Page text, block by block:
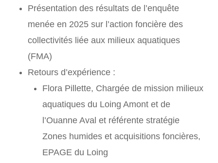
Présentation des résultats de l’enquête
menée en 2025 sur l’action foncière des
collectivités liée aux milieux aquatiques
(FMA)
Retours d’expérience :
Flora Pillette, Chargée de mission milieux
aquatiques du Loing Amont et de
l’Ouanne Aval et référente stratégie
Zones humides et acquisitions foncières,
EPAGE du Loing